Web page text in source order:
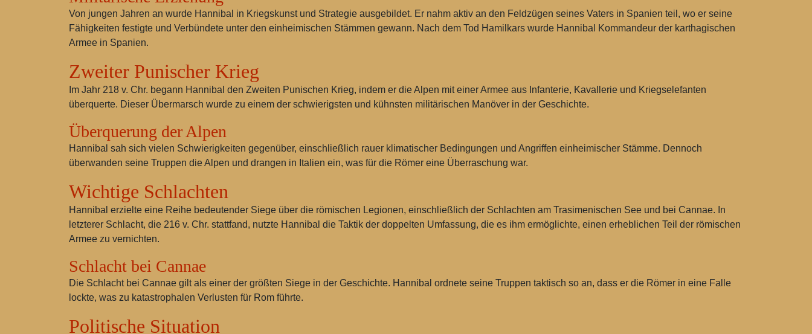
Von jungen Jahren an wurde Hannibal in Kriegskunst und Strategie ausgebildet. Er nahm aktiv an den Feldzügen seines Vaters in Spanien teil, wo er seine
Fähigkeiten festigte und Verbündete unter den einheimischen Stämmen gewann. Nach dem Tod Hamilkars wurde Hannibal Kommandeur der karthagischen
Armee in Spanien.
Zweiter Punischer Krieg
Im Jahr 218 v. Chr. begann Hannibal den Zweiten Punischen Krieg, indem er die Alpen mit einer Armee aus Infanterie, Kavallerie und Kriegselefanten
überquerte. Dieser Übermarsch wurde zu einem der schwierigsten und kühnsten militärischen Manöver in der Geschichte.
Überquerung der Alpen
Hannibal sah sich vielen Schwierigkeiten gegenüber, einschließlich rauer klimatischer Bedingungen und Angriffen einheimischer Stämme. Dennoch
überwanden seine Truppen die Alpen und drangen in Italien ein, was für die Römer eine Überraschung war.
Wichtige Schlachten
Hannibal erzielte eine Reihe bedeutender Siege über die römischen Legionen, einschließlich der Schlachten am Trasimenischen See und bei Cannae. In
letzterer Schlacht, die 216 v. Chr. stattfand, nutzte Hannibal die Taktik der doppelten Umfassung, die es ihm ermöglichte, einen erheblichen Teil der römischen
Armee zu vernichten.
Schlacht bei Cannae
Die Schlacht bei Cannae gilt als einer der größten Siege in der Geschichte. Hannibal ordnete seine Truppen taktisch so an, dass er die Römer in eine Falle
lockte, was zu katastrophalen Verlusten für Rom führte.
Politische Situation